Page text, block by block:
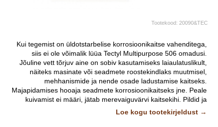
Tootekood: 20090&TEC
Kui tegemist on üldotstarbelise korrosioonikaitse vahenditega,
siis ei ole võimalik lüüa Tectyl Multipurpose 506 omadusi.
Jõuline vett tõrjuv aine on sobiv kasutamiseks laiaulatuslikult,
näiteks masinate või seadmete roostekindlaks muutmisel,
mehhanismide ja nende osade ladustamise kaitseks.
Majapidamises hooaja seadmete korrosioonikaitseks jne. Peale
kuivamist ei määri, jätab merevaiguvärvi kaitsekihi. Pildid ja
videod on illustratiivsed.
Loe kogu tootekirjeldust →